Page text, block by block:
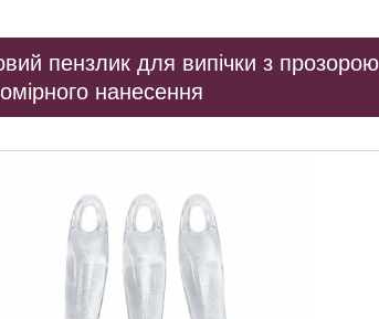
пензлик для випічки з
нанесення